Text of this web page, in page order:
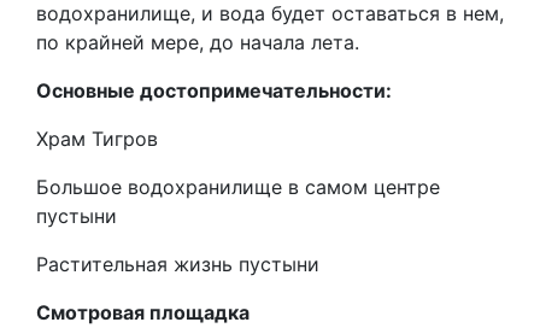
водохранилище, и вода будет оставаться в нем,
по крайней мере, до начала лета.
Основные достопримечательности:
Храм Тигров
Большое водохранилище в самом центре
пустыни
Растительная жизнь пустыни
Смотровая площадка